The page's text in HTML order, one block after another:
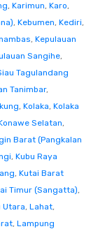
, Karimun, Karo,
, Kebumen, Kediri,
, Kepulauan
Sangihe,
Tagulandang
Tanimbar,
, Kolaka, Kolaka
Selatan,
Barat (Pangkalan
, Kubu Raya
, Kutai Barat
Timur (Sangatta),
Utara, Lahat,
, Lampung